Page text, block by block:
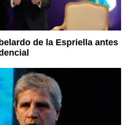
de la Espriella antes